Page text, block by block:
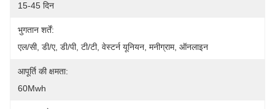
15-45 दिन
भुगतान शर्तें:
एल/सी, डी/ए, डी/पी, टी/टी, वेस्टर्न यूनियन, मनीग्राम, ऑनलाइन
आपूर्ति की क्षमता:
60Mwh